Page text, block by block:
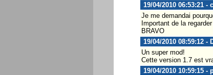
19/04/2010 06:53:21 -
Je me demandai
Important de la
BRAVO
19/04/2010 08:59:12 -
Un super mod!
Cette version 1.7 est
19/04/2010 10:59:15 -